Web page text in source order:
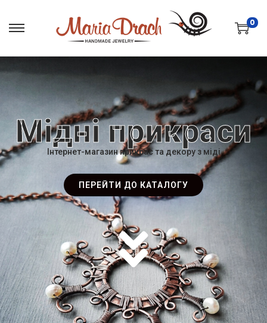
0
Мідні прикраси
Інтернет-магазин прикрас та декору з міді
ПЕРЕЙТИ ДО КАТАЛОГУ